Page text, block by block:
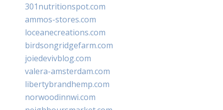
301nutritionspot.com
ammos-stores.com
loceanecreations.com
birdsongridgefarm.com
joiedevivblog.com
valera-amsterdam.com
libertybrandhemp.com
norwoodinnwi.com